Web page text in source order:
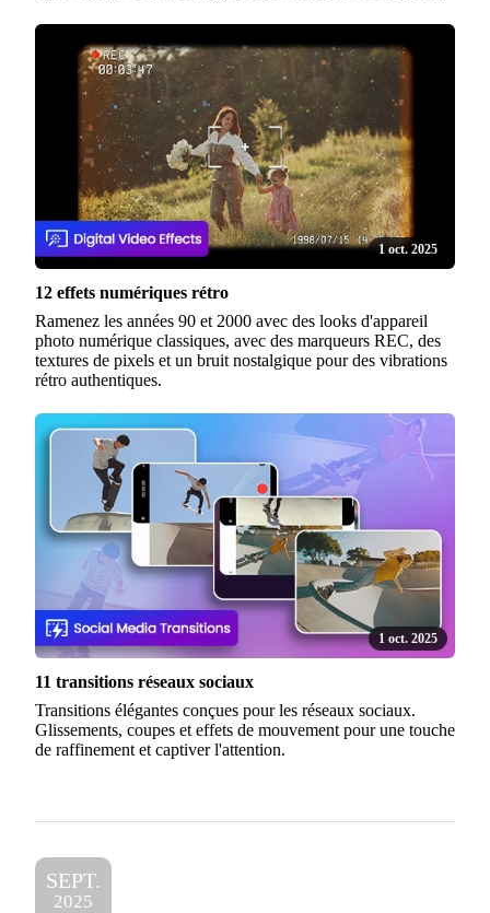
1 oct. 2025
12 effets numériques rétro
Ramenez les années 90 et 2000 avec des looks d'appareil
photo numérique classiques, avec des marqueurs REC, des
textures de pixels et un bruit nostalgique pour des vibrations
rétro authentiques.
1 oct. 2025
11 transitions réseaux sociaux
Transitions élégantes conçues pour les réseaux sociaux.
Glissements, coupes et effets de mouvement pour une touche
de raffinement et captiver l'attention.
SEPT.
2025